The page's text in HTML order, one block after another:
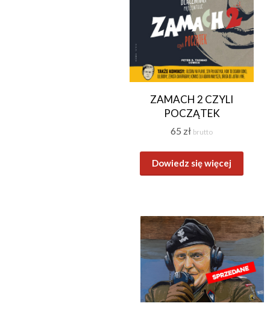
ZAMACH 2 CZYLI
POCZĄTEK
65 zł brutto
Dowiedz się więcej